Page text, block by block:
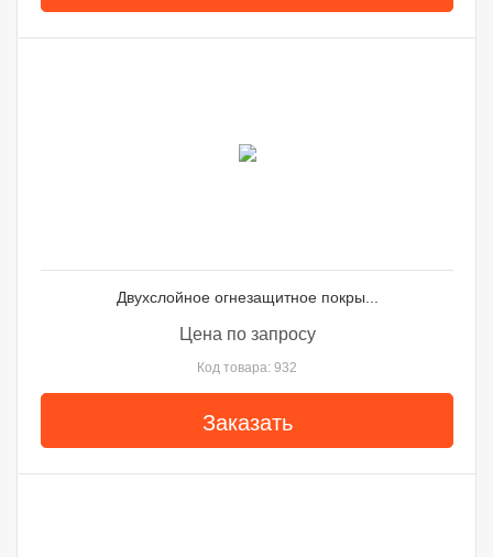
Двухслойное огнезащитное покры...
Цена по запросу
Код товара: 932
Заказать